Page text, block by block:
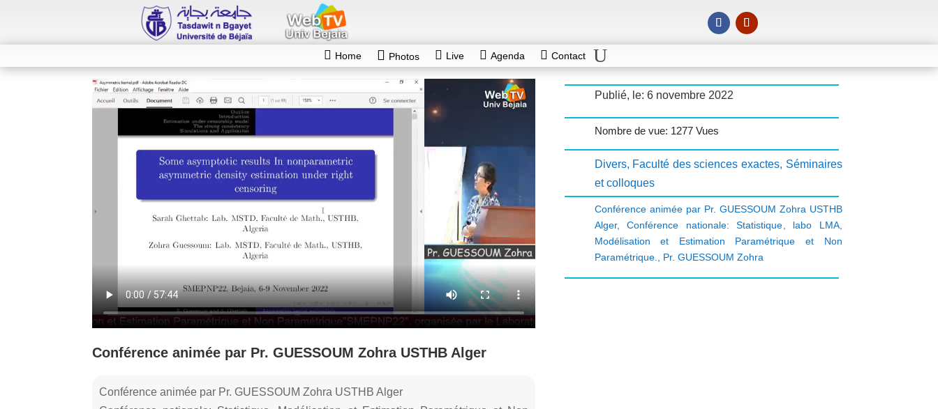
Home Photos Live Agenda Contact
Conférence animée par Pr. GUESSOUM Zohra USTHB Alger
Conférence animée par Pr. GUESSOUM Zohra USTHB Alger
Publié, le: 6 novembre 2022
Nombre de vue: 1277 Vues
Divers, Faculté des sciences exactes, Séminaires
et colloques
Conférence animée par Pr. GUESSOUM Zohra USTHB
Alger,Conférence nationale: Statistique, labo LMA,
Modélisation et Estimation Paramétrique et Non
Paramétrique., Pr. GUESSOUM Zohra